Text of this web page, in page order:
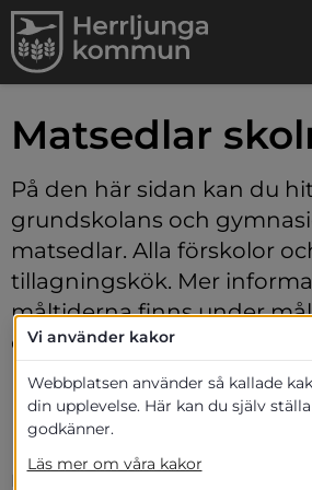
Matsedlar
På den här sidan kan du
grundskolans och
matsedlar. Alla förskolor
tillagningskök. Mer
måltiderna finns under
och skola.
Ladda ner Matilda
Vi använder kakor
Webbplatsen använder så kallade
din upplevelse. Här kan du själv
godkänner.
Läs mer om våra kakor